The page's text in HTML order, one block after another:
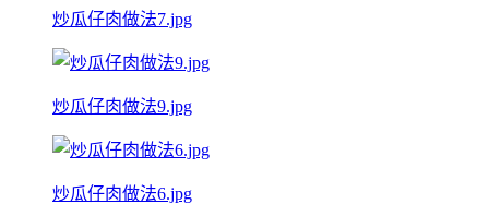
炒瓜仔肉做法7.jpg
炒瓜仔肉做法9.jpg
炒瓜仔肉做法6.jpg